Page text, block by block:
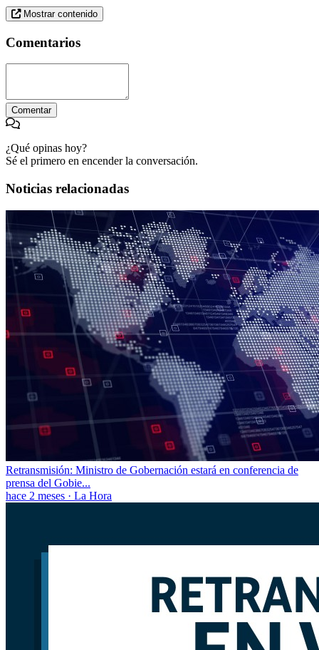
Mostrar contenido
Comentarios
Comentar
¿Qué opinas hoy?
Sé el primero en encender la conversación.
Noticias relacionadas
Retransmisión: Ministro de Gobernación estará en conferencia de
prensa del Gobie...
hace 2 meses · La Hora